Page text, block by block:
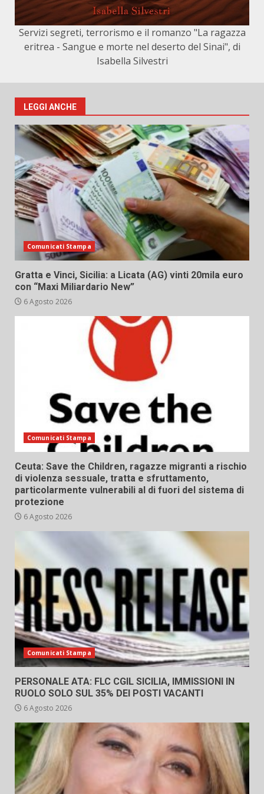
Servizi segreti, terrorismo e il romanzo "La ragazza
eritrea - Sangue e morte nel deserto del Sinai", di
Isabella Silvestri
LEGGI ANCHE
Comunicati Stampa
Gratta e Vinci, Sicilia: a Licata (AG) vinti 20mila euro
con “Maxi Miliardario New”
6 Agosto 2026
Comunicati Stampa
Ceuta: Save the Children, ragazze migranti a rischio
di violenza sessuale, tratta e sfruttamento,
particolarmente vulnerabili al di fuori del sistema di
protezione
6 Agosto 2026
Comunicati Stampa
PERSONALE ATA: FLC CGIL SICILIA, IMMISSIONI IN
RUOLO SOLO SUL 35% DEI POSTI VACANTI
6 Agosto 2026